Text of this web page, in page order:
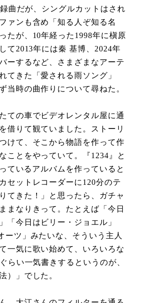
曲だが、シングルカットはされ
ァンも含め「知る人ぞ知る名
たが、10年経った1998年に槇原
て2013年には秦 基博、2024年
ーするなど、さまざまなアーテ
てきた「愛される雨ソング」
当時の曲作りについて尋ねた。
ての車でビデオレンタル屋に通
借りて観ていました。ストーリ
けて、そこから物語を作って作
ことをやっていて。『1234』と
ているアルバムを作っていると
セットレコーダーに120分のテ
てきた！」と思ったら、ガチャ
まなりきって。たとえば「今日
「今日はビリー・ジョエル」
ーツ」みたいな、そういう主人
一気に歌い始めて、いろいろな
らい一気書きするというのが、
）」でした。